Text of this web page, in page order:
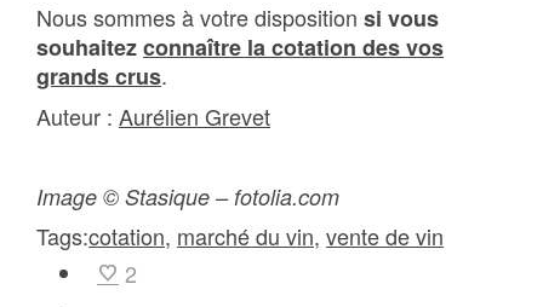
Nous sommes à votre disposition si vous
souhaitezconnaître la cotation des vos
grands crus.
Auteur : Aurélien Grevet
Image © Stasique – fotolia.com
Tags:cotation, marché du vin, vente de vin
2